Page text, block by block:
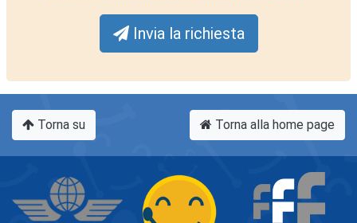
Invia la richiesta
Torna su Torna alla home page